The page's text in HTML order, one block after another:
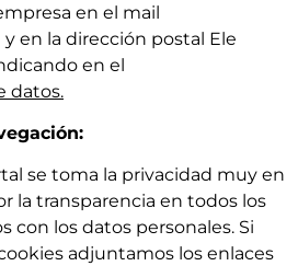
en el mail
en la dirección postal Ele
en el
datos.
se toma la privacidad muy en
la transparencia en todos los
con los datos personales. Si
adjuntamos los enlaces